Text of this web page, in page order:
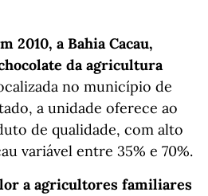
2010, a Bahia Cacau,
da agricultura
no município de
a unidade oferece ao
de qualidade, com alto
variável entre 35% e 70%.
a agricultores familiares